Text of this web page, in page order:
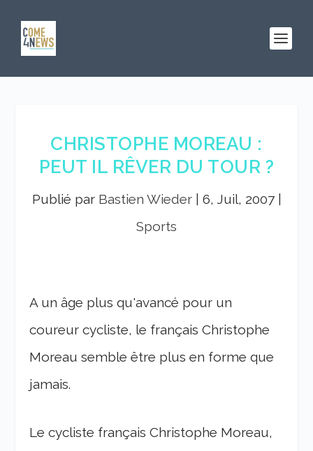
CHRISTOPHE MOREAU :
PEUT IL RÊVER DU TOUR ?
Publié par Bastien Wieder| 6, Juil, 2007|
Sports
A un âge plus qu'avancé pour un
coureur cycliste, le français Christophe
Moreau semble être plus en forme que
jamais.
Le cycliste français Christophe Moreau,